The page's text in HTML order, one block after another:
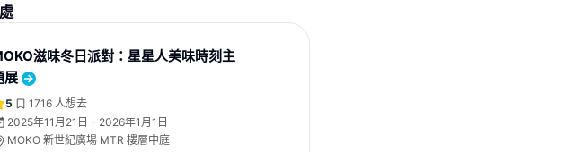
滋味冬日派對：星星人美味時刻主
展
5 1716 人想去
2025年11月21日 - 2026年1月1日
MOKO 新世紀廣場 MTR 樓層中庭